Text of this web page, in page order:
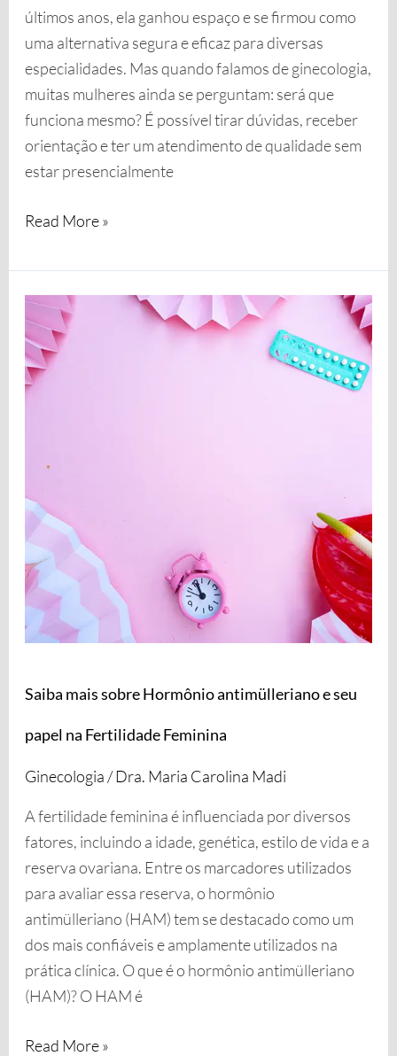
últimos anos, ela ganhou espaço e se firmou como
uma alternativa segura e eficaz para diversas
especialidades. Mas quando falamos de ginecologia,
muitas mulheres ainda se perguntam: será que
funciona mesmo? É possível tirar dúvidas, receber
orientação e ter um atendimento de qualidade sem
estar presencialmente
Read More »
Saiba mais sobre Hormônio antimülleriano e seu
papel na Fertilidade Feminina
Ginecologia /Dra. Maria Carolina Madi
A fertilidade feminina é influenciada por diversos
fatores, incluindo a idade, genética, estilo de vida e a
reserva ovariana. Entre os marcadores utilizados
para avaliar essa reserva, o hormônio
antimülleriano (HAM) tem se destacado como um
dos mais confiáveis e amplamente utilizados na
prática clínica. O que é o hormônio antimülleriano
(HAM)? O HAM é
Saiba
mais
sobre
Hormônio
seu
na
Fertilidade
Feminina
Read More »